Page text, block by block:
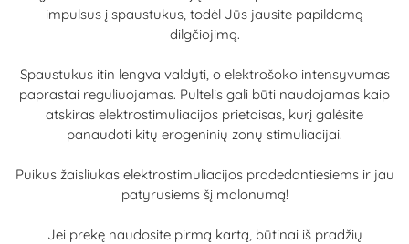
impulsus į spaustukus, todėl Jūs jausite papildomą
dilgčiojimą.
Spaustukus itin lengva valdyti, o elektrošoko intensyvumas
paprastai reguliuojamas. Pultelis gali būti naudojamas kaip
atskiras elektrostimuliacijos prietaisas, kurį galėsite
panaudoti kitų erogeninių zonų stimuliacijai.
Puikus žaisliukas elektrostimuliacijos pradedantiesiems ir jau
patyrusiems šį malonumą!
Jei prekę naudosite pirmą kartą, būtinai iš pradžių